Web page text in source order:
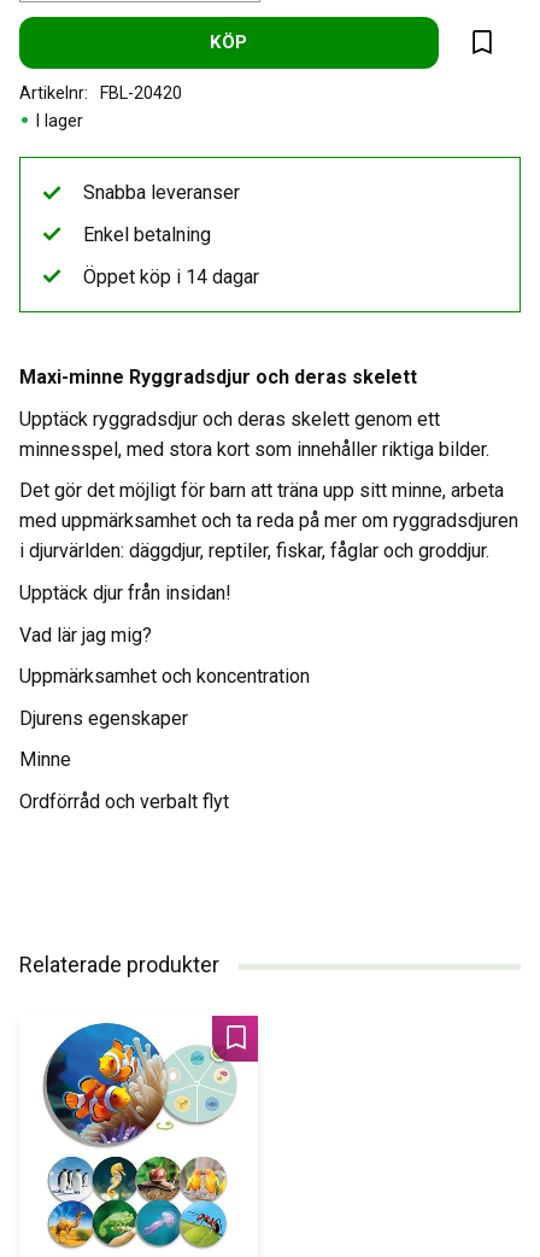
KÖP
Lägg
I lager
Artikelnr FBL-20420
Maxi-minne Ryggradsdjur och deras skelett
Upptäck ryggradsdjur och deras skelett genom ett
minnesspel, med stora kort som innehåller riktiga bilder.
Det gör det möjligt för barn att träna upp sitt minne, arbeta
med uppmärksamhet och ta reda på mer om ryggradsdjuren
i djurvärlden: däggdjur, reptiler, fiskar, fåglar och groddjur.
Upptäck djur från insidan!
Vad lär jag mig?
Uppmärksamhet och koncentration
Djurens egenskaper
Minne
Ordförråd och verbalt flyt
Snabba leveranser
Enkel betalning
Öppet köp i 14 dagar
Relaterade produkter
Lägg till i favoriter